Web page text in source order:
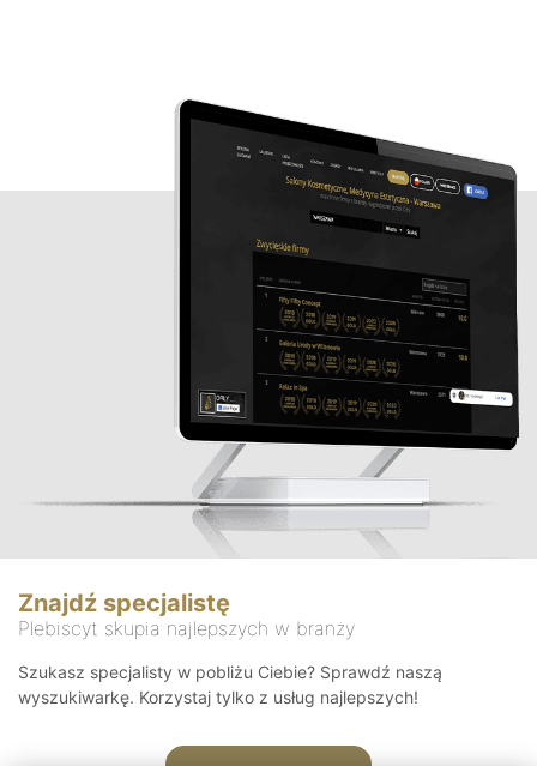
Znajdź specjalistę
Plebiscyt skupia najlepszych w branży
Szukasz specjalisty w pobliżu Ciebie? Sprawdź naszą
wyszukiwarkę. Korzystaj tylko z usług najlepszych!